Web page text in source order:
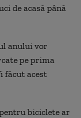
de acasă până
anului vor
pe prima
făcut acest
biciclete ar